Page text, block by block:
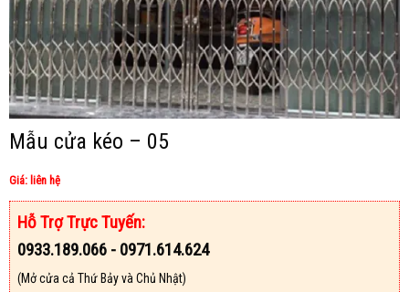
Mẫu cửa kéo – 05
Giá: liên hệ
Hỗ Trợ Trực Tuyến:
0933.189.066 - 0971.614.624
(Mở cửa cả Thứ Bảy và Chủ Nhật)